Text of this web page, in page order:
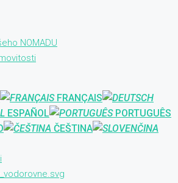
NOMADU
FRANÇAIS
ESPAÑOL
PORTUGUÊS
ČEŠTINA